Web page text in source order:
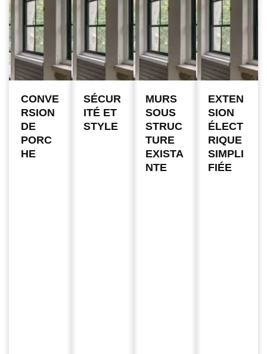
CONVE
RSION
DE
PORC
HE
SÉCUR
ITÉ ET
STYLE
MURS
SOUS
STRUC
TURE
EXISTA
NTE
EXTEN
SION
ÉLECT
RIQUE
SIMPLI
FIÉE